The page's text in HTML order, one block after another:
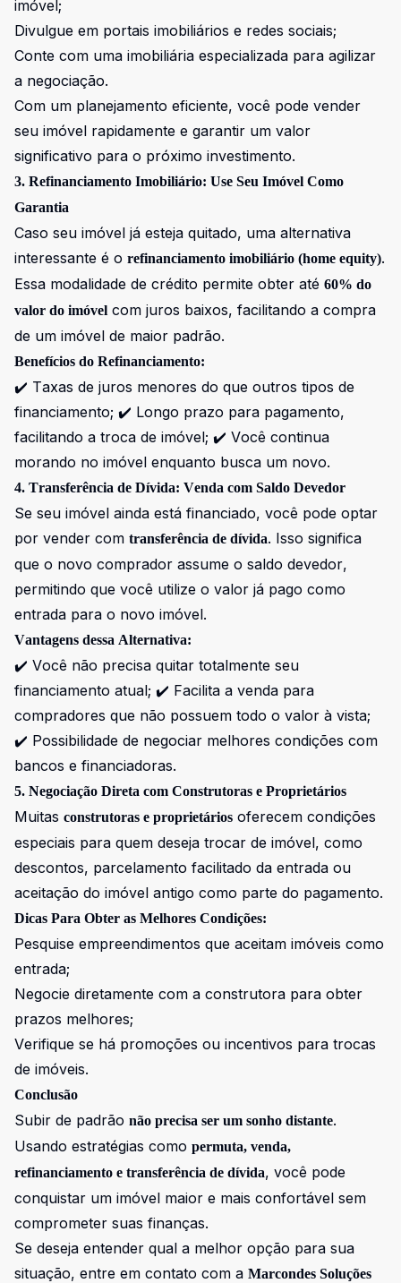
imóvel;
Divulgue em portais imobiliários e redes sociais;
Conte com uma imobiliária especializada para agilizar
a negociação.
Com um planejamento eficiente, você pode vender
seu imóvel rapidamente e garantir um valor
significativo para o próximo investimento.
3. Refinanciamento Imobiliário: Use Seu Imóvel Como
Garantia
Caso seu imóvel já esteja quitado, uma alternativa
interessante é o refinanciamento imobiliário (home equity).
Essa modalidade de crédito permite obter até 60% do
valor do imóvel com juros baixos, facilitando a compra
de um imóvel de maior padrão.
Benefícios do Refinanciamento:
✔️ Taxas de juros menores do que outros tipos de
financiamento; ✔️ Longo prazo para pagamento,
facilitando a troca de imóvel; ✔️ Você continua
morando no imóvel enquanto busca um novo.
4. Transferência de Dívida: Venda com Saldo Devedor
Se seu imóvel ainda está financiado, você pode optar
por vender com transferência de dívida. Isso significa
que o novo comprador assume o saldo devedor,
permitindo que você utilize o valor já pago como
entrada para o novo imóvel.
Vantagens dessa Alternativa:
✔️ Você não precisa quitar totalmente seu
financiamento atual; ✔️ Facilita a venda para
compradores que não possuem todo o valor à vista;
✔️ Possibilidade de negociar melhores condições com
bancos e financiadoras.
5. Negociação Direta com Construtoras e Proprietários
Muitas construtoras e proprietários oferecem condições
especiais para quem deseja trocar de imóvel, como
descontos, parcelamento facilitado da entrada ou
aceitação do imóvel antigo como parte do pagamento.
Dicas Para Obter as Melhores Condições:
Pesquise empreendimentos que aceitam imóveis como
entrada;
Negocie diretamente com a construtora para obter
prazos melhores;
Verifique se há promoções ou incentivos para trocas
de imóveis.
Conclusão
Subir de padrão não precisa ser um sonho distante.
Usando estratégias como permuta, venda,
refinanciamento e transferência de dívida, você pode
conquistar um imóvel maior e mais confortável sem
comprometer suas finanças.
Se deseja entender qual a melhor opção para sua
situação, entre em contato com a Marcondes Soluções